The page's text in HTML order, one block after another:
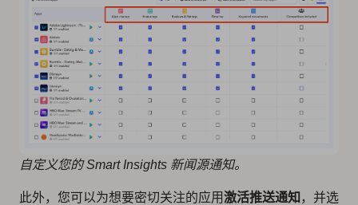
自定义您的 Smart Insights 新闻源通知。
此外，您可以为想要密切关注的应用激活推送通知 ，并选